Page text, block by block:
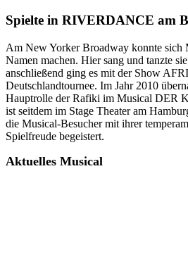
Spielte in RIVERDANCE am
Am New Yorker Broadway konnte sich
Namen machen. Hier sang und tanzte
anschließend ging es mit der Show
Deutschlandtournee. Im Jahr 2010
Hauptrolle der Rafiki im Musical DER
ist seitdem im Stage Theater am
die Musical-Besucher mit ihrer
Spielfreude begeistert.
Aktuelles Musical